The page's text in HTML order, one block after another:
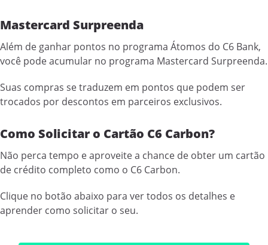
Mastercard Surpreenda
Além de ganhar pontos no programa Átomos do C6 Bank,
você pode acumular no programa Mastercard Surpreenda.
Suas compras se traduzem em pontos que podem ser
trocados por descontos em parceiros exclusivos.
Como Solicitar o Cartão C6 Carbon?
Não perca tempo e aproveite a chance de obter um cartão
de crédito completo como o C6 Carbon.
Clique no botão abaixo para ver todos os detalhes e
aprender como solicitar o seu.